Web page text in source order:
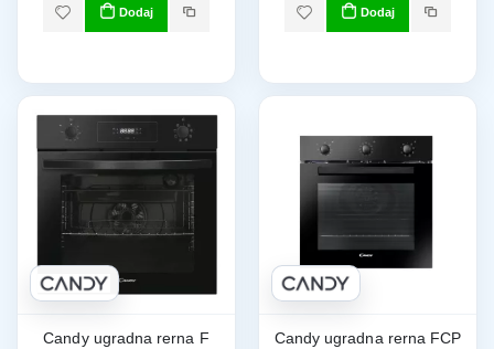
Dodaj Dodaj
Candy ugradna rerna F
Candy ugradna rerna FCP